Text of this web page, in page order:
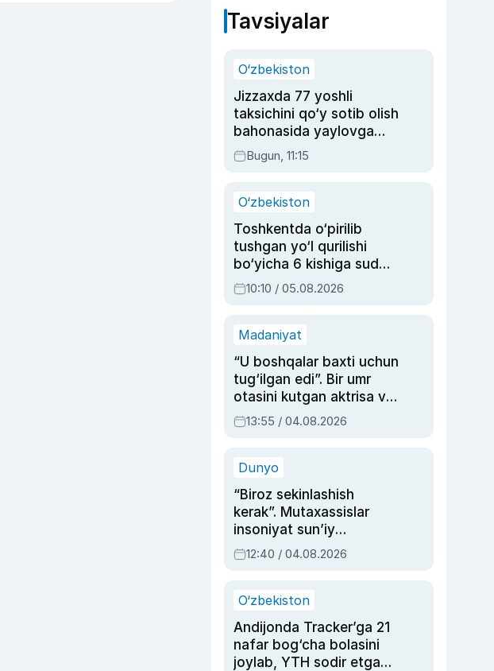
Tavsiyalar
O‘zbekiston
Jizzaxda 77 yoshli
taksichini qo‘y sotib olish
bahonasida yaylovga
olib borib o‘ldirgan yigit
20 yilga qamaldi
Bugun, 11:15
O‘zbekiston
Toshkentda o‘pirilib
tushgan yo‘l qurilishi
bo‘yicha 6 kishiga sud
hukmi o‘qildi
10:10 / 05.08.2026
Madaniyat
“U boshqalar baxti uchun
tug‘ilgan edi”. Bir umr
otasini kutgan aktrisa va
dublyaj ustasi Rimma
Ahmedovaning
13:55 / 04.08.2026
Dunyo
“Biroz sekinlashish
kerak”. Mutaxassislar
insoniyat sun’iy
intellektni boshqara
olmay qolishidan xavotir
12:40 / 04.08.2026
O‘zbekiston
Andijonda Tracker’ga 21
nafar bog‘cha bolasini
joylab, YTH sodir etgan